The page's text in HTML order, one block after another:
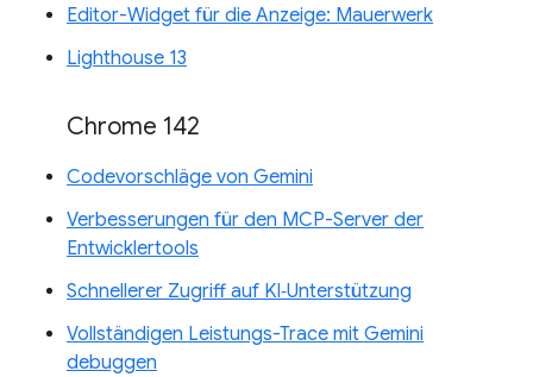
Editor-Widget für die Anzeige: Mauerwerk
Lighthouse 13
Chrome 142
Codevorschläge von Gemini
Verbesserungen für den MCP-Server der
Entwicklertools
Schnellerer Zugriff auf KI‑Unterstützung
Vollständigen Leistungs-Trace mit Gemini
debuggen